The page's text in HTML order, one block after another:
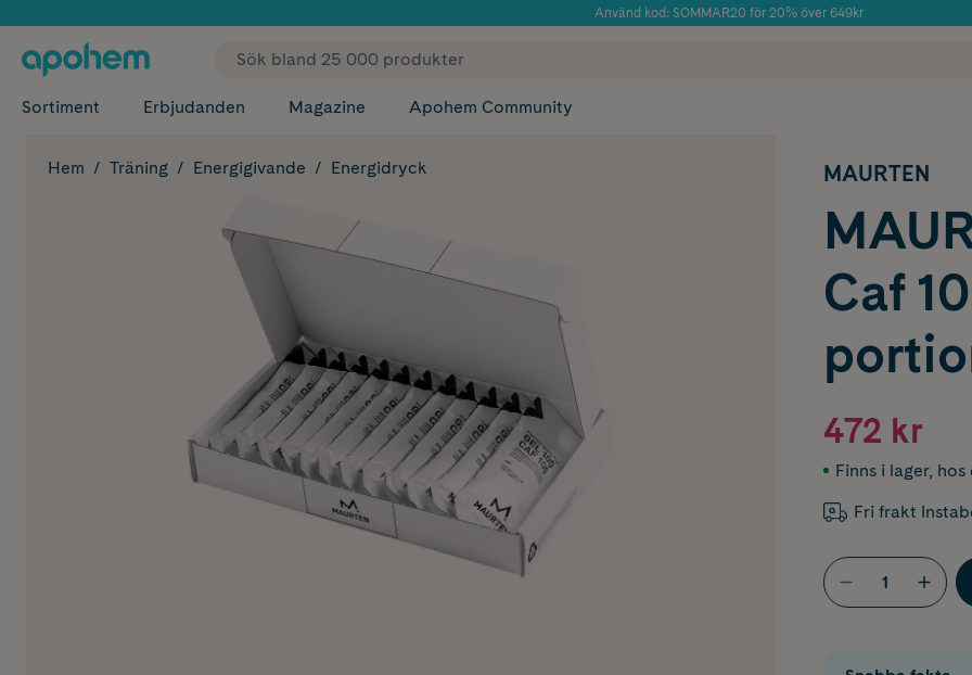
Använd kod: SOMMAR20 för 20% över 649kr
✓ Fri frakt
Sortiment Erbjudanden Magazine Apohem Community
Hem Träning Energigivande Energidryck MAURTEN
Caf
472 kr
Finns i lager, hos
Fri frakt